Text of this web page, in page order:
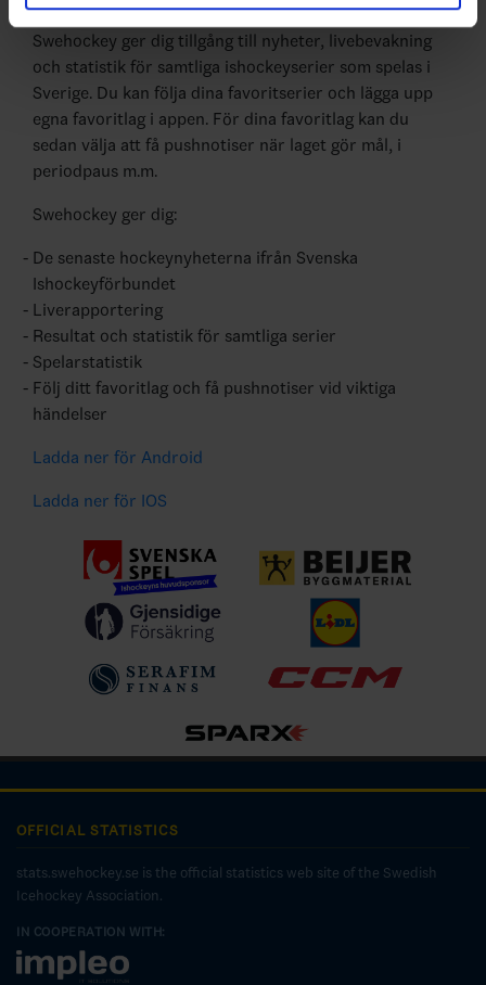
Swehockey ger dig tillgång till nyheter, livebevakning
och statistik för samtliga ishockeyserier som spelas i
Sverige. Du kan följa dina favoritserier och lägga upp
egna favoritlag i appen. För dina favoritlag kan du
sedan välja att få pushnotiser när laget gör mål, i
periodpaus m.m.
Swehockey ger dig:
De senaste hockeynyheterna ifrån Svenska
Ishockeyförbundet
Liverapportering
Resultat och statistik för samtliga serier
Spelarstatistik
Följ ditt favoritlag och få pushnotiser vid viktiga
händelser
Ladda ner för Android
Ladda ner för IOS
OFFICIAL STATISTICS
stats.swehockey.se is the official statistics web site of the Swedish
Icehockey Association.
IN COOPERATION WITH: